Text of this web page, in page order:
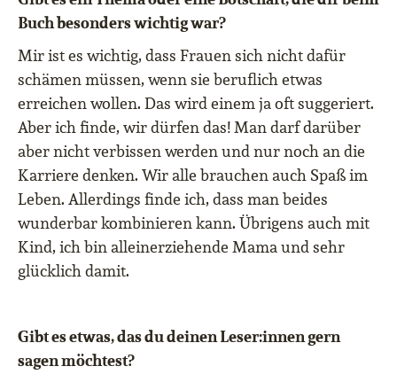
Buch besonders wichtig war?
Mir ist es wichtig, dass Frauen sich nicht dafür
schämen müssen, wenn sie beruflich etwas
erreichen wollen. Das wird einem ja oft suggeriert.
Aber ich finde, wir dürfen das! Man darf darüber
aber nicht verbissen werden und nur noch an die
Karriere denken. Wir alle brauchen auch Spaß im
Leben. Allerdings finde ich, dass man beides
wunderbar kombinieren kann. Übrigens auch mit
Kind, ich bin alleinerziehende Mama und sehr
glücklich damit.
Gibt es etwas, das du deinen Leser:innen gern
sagen möchtest?